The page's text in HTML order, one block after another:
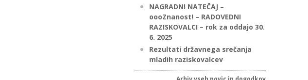
NAGRADNI NATEČAJ –
oooZnanost! – RADOVEDNI
RAZISKOVALCI – rok za oddajo 30.
6. 2025
Rezultati državnega srečanja
mladih raziskovalcev